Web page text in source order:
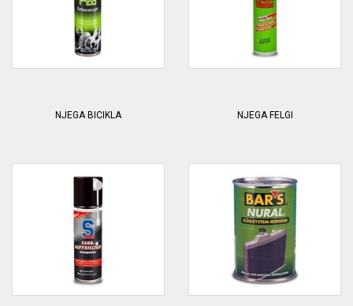
NJEGA BICIKLA NJEGA FELGI